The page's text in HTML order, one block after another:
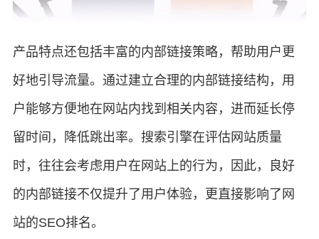
产品特点还包括丰富的内部链接策略，帮助用户更
好地引导流量。通过建立合理的内部链接结构，用
户能够方便地在网站内找到相关内容，进而延长停
留时间，降低跳出率。搜索引擎在评估网站质量
时，往往会考虑用户在网站上的行为，因此，良好
的内部链接不仅提升了用户体验，更直接影响了网
站的SEO排名。